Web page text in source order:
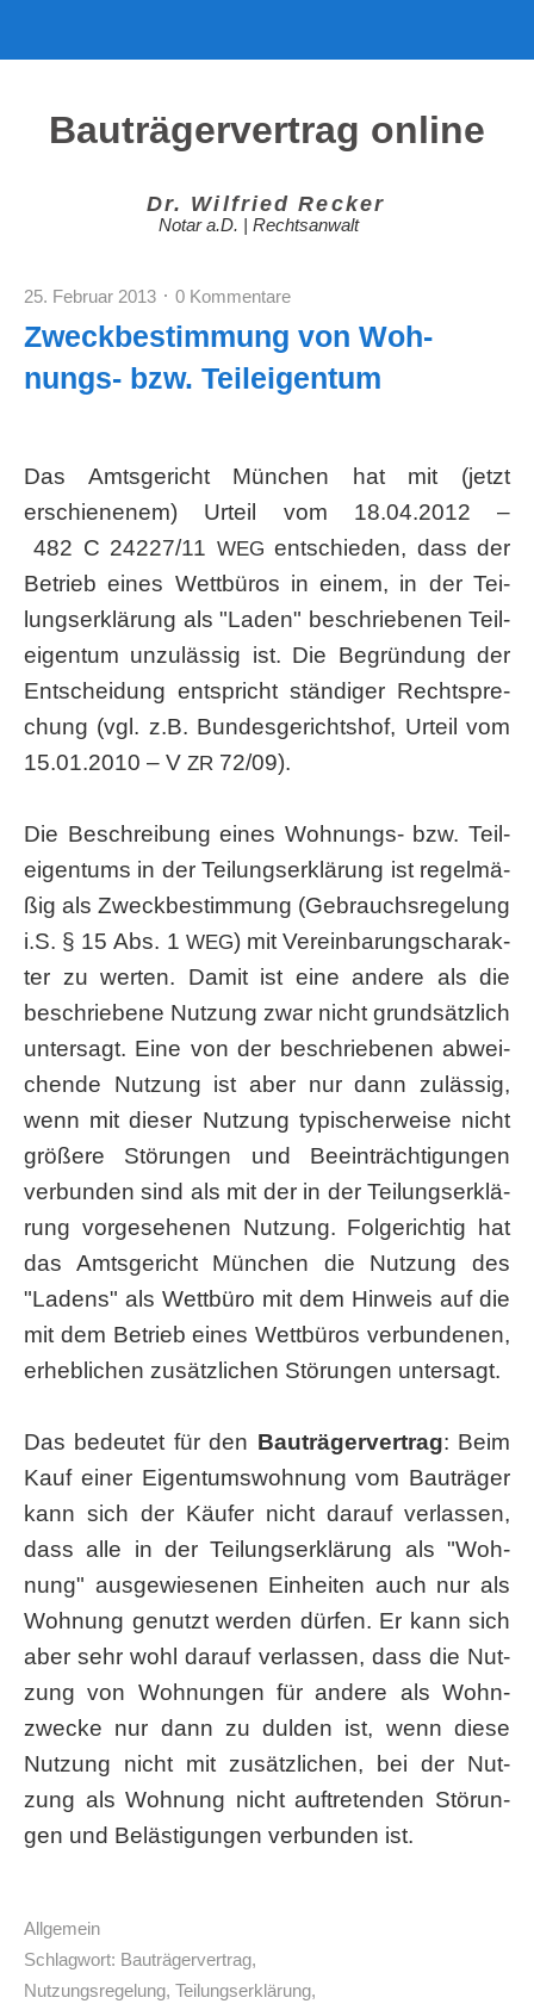
Bauträgervertrag online
Dr. Wil­fried Recker
Notar a.D. | Rechtsanwalt
25. Februar 2013 0 Kommentare
Zweck­be­stim­mung von Woh­
nungs- bzw. Teileigentum
Das Amts­ge­richt Mün­chen hat mit (jetzt
erschie­ne­nem) Urteil vom 18.04.2012 –
482 C 24227/11 WEG ent­schie­den, dass der
Betrieb eines Wett­bü­ros in einem, in der Tei­
lungs­er­klä­rung als "Laden" beschrie­be­nen Teil­
ei­gen­tum unzu­läs­sig ist. Die Begrün­dung der
Ent­schei­dung ent­spricht stän­di­ger Recht­spre­
chung (vgl. z.B. Bun­des­ge­richts­hof, Urteil vom
15.01.2010 – V ZR 72/09).
Die Beschrei­bung eines Woh­nungs- bzw. Teil­
ei­gen­tums in der Tei­lungs­er­klä­rung ist regel­mä­
ßig als Zweck­be­stim­mung (Gebrauchs­re­ge­lung
i.S. § 15 Abs. 1 WEG) mit Ver­ein­ba­rungs­cha­rak­
ter zu wer­ten. Damit ist eine ande­re als die
beschrie­be­ne Nut­zung zwar nicht grund­sätz­lich
unter­sagt. Eine von der beschrie­be­nen abwei­
chen­de Nut­zung ist aber nur dann zuläs­sig,
wenn mit die­ser Nut­zung typi­scher­wei­se nicht
grö­ße­re Stö­run­gen und Beein­träch­ti­gun­gen
ver­bun­den sind als mit der in der Tei­lungs­er­klä­
rung vor­ge­se­he­nen Nut­zung. Fol­ge­rich­tig hat
das Amts­ge­richt Mün­chen die Nut­zung des
"Ladens" als Wett­bü­ro mit dem Hin­weis auf die
mit dem Betrieb eines Wett­bü­ros ver­bun­de­nen,
erheb­li­chen zusätz­li­chen Stö­run­gen untersagt.
Das bedeu­tet für den Bau­trä­ger­ver­trag: Beim
Kauf einer Eigen­tums­woh­nung vom Bau­trä­ger
kann sich der Käu­fer nicht dar­auf ver­las­sen,
dass alle in der Tei­lungs­er­klä­rung als "Woh­
nung" aus­ge­wie­se­nen Ein­hei­ten auch nur als
Woh­nung genutzt wer­den dür­fen. Er kann sich
aber sehr wohl dar­auf ver­las­sen, dass die Nut­
zung von Woh­nun­gen für ande­re als Wohn­
zwe­cke nur dann zu dul­den ist, wenn die­se
Nut­zung nicht mit zusätz­li­chen, bei der Nut­
zung als Woh­nung nicht auf­tre­ten­den Stö­run­
gen und Beläs­ti­gun­gen ver­bun­den ist.
Allgemein
Schlagwort: Bauträgervertrag,
Nutzungsregelung, Teilungserklärung,